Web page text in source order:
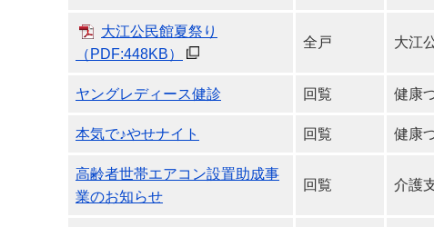
大江公民館夏祭り
（PDF:448KB）
全戸 大江
ヤングレディース健診 回覧 健康
本気で♪やせナイト 回覧 健康
高齢者世帯エアコン設置助成事
業のお知らせ
回覧 介護